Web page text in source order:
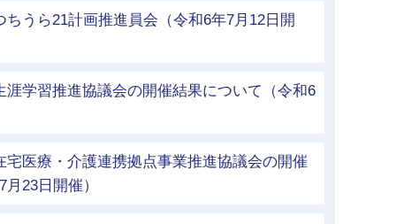
うら21計画推進員会（令和6年7月12日開
涯学習推進協議会の開催結果について（令和6
宅医療・介護連携拠点事業推進協議会の開催
23日開催）